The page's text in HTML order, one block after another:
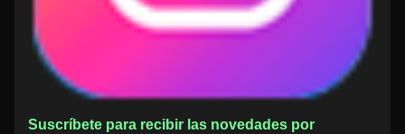
Suscríbete para recibir las novedades por